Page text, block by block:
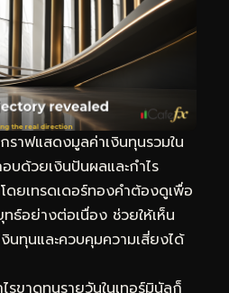
าฟแสดงมูลค่าเงินทุนรวมใน
บด้วยเงินปันผลและกำไร
ยเทรดเดอร์ทองคำต้องดูเพื่อ
ธ์อย่างต่อเนื่อง ช่วยให้เห็น
นทุนและควบคุมความเสี่ยงได้